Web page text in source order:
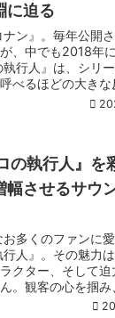
に迫る
ン』。毎年公開
、中でも2018年
行人』は、シリ
べるほどの大きな
の執行人』を
幅させるサウ
多くのファンに
人』。その魅力
クター、そして迫
。観客の心を掴み